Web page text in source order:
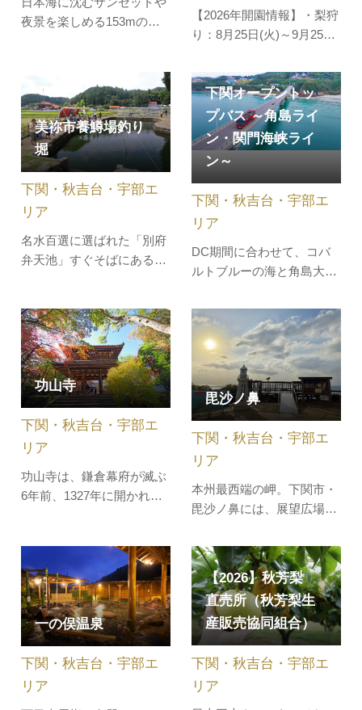
日本海に沈むサンセットや
夜景を楽しめる153mのタ
ラス張りで、シースルーエ
レベーターで約70秒で到着
します。展望室からは、関
門海峡をはじめ巌流島や響
灘、下関、対岸の北九州と
をお楽しみい…
【2026年開園情報】・梨狩
り：8月25日(火)～9月25日
な下関の豊田町。ここで作
られる梨は「豊田梨（とよ
たなし）」と呼ばれ、主に
約6種類の品種を栽培して
います。旬の時期は8月～
10月下旬頃。8月下旬～9月
す。受付は「…
美祢市養鱒場釣り
堀
名水百選に選ばれた「別府
弁天池」すぐそばにある釣
しむことができるので、気
軽に釣りを楽しみたい方に
はおすすめのスポットで
す。釣ったニジマスは周辺
にあるお食事処で調理して
いただけるので、新鮮なニ
ジマスを食…
下関・秋吉台・宇部エ
リア
下関オープントッ
プバス ～角島ライ
ン・関門海峡ライ
ン～
DC期間に合わせて、コバ
ルトブルーの海と角島大橋
と、関門海峡から城下町長
府を巡る「関門海峡ライ
ン」の２つのルートを運行
します。移動そのものが思
い出になる、下関ならでは
の特別な体験をお楽しみく
島ライン】 観…
下関・秋吉台・宇部エ
リア
功山寺
功山寺は、鎌倉幕府が滅ぶ
6年前、1327年に開かれた
は、国宝に指定されていま
す。春は桜、秋は紅葉が美
しく、特に紅葉のシーズン
は県内外の多くの観光客で
賑わいます。国宝の仏殿と
トは、秋…
下関・秋吉台・宇部エ
リア
毘沙ノ鼻
本州最西端の岬。下関市・
毘沙ノ鼻には、展望広場・
気軽に立ち寄ることができ
ます。遮るものがなく視界
一面に広がる日本海は絶
景。九州や海に浮かぶ島々
を眺めて悠久の時にうっと
り…。日中の景色ももちろ
ん素敵ですが、夕暮れ時が
ベス…
下関・秋吉台・宇部エ
リア
一の俣温泉
下関・秋吉台・宇部エ
リア
【2026】秋芳梨
直売所（秋芳梨生
産販売協同組合）
下関・秋吉台・宇部エ
リア